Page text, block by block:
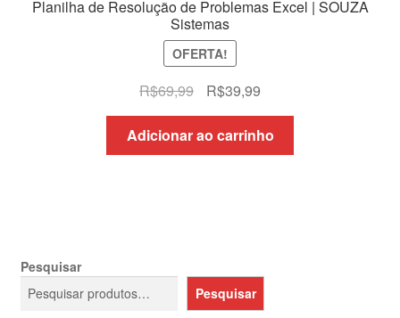
Planilha de Resolução de Problemas Excel | SOUZA
Sistemas
OFERTA!
R$69,99
O
preço
original
era:
R$39,99O
preço
atual
é:
Adicionar ao carrinho
Pesquisar
Pesquisar